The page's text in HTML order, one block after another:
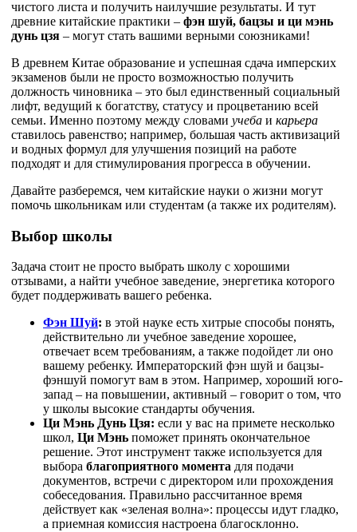
чистого листа и получить наилучшие результаты. И тут
древние китайские практики – фэн шуй, бацзы и ци мэнь
дунь цзя – могут стать вашими верными союзниками!
В древнем Китае образование и успешная сдача имперских
экзаменов были не просто возможностью получить
должность чиновника – это был единственный социальный
лифт, ведущий к богатству, статусу и процветанию всей
семьи. Именно поэтому между словами учеба и карьера
ставилось равенство; например, большая часть активизаций
и водных формул для улучшения позиций на работе
подходят и для стимулирования прогресса в обучении.
Давайте разберемся, чем китайские науки о жизни могут
помочь школьникам или студентам (а также их родителям).
Выбор школы
Задача стоит не просто выбрать школу с хорошими
отзывами, а найти учебное заведение, энергетика которого
будет поддерживать вашего ребенка.
Фэн Шуй: в этой науке есть хитрые способы понять,
действительно ли учебное заведение хорошее,
отвечает всем требованиям, а также подойдет ли оно
вашему ребенку. Императорский фэн шуй и бацзы-
фэншуй помогут вам в этом. Например, хороший юго-
запад – на повышении, активный – говорит о том, что
у школы высокие стандарты обучения.
Ци Мэнь Дунь Цзя: если у вас на примете несколько
школ, Ци Мэнь поможет принять окончательное
решение. Этот инструмент также используется для
выбора благоприятного момента для подачи
документов, встречи с директором или прохождения
собеседования. Правильно рассчитанное время
действует как «зеленая волна»: процессы идут гладко,
а приемная комиссия настроена благосклонно.